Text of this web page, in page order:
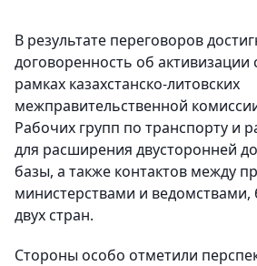
В результате переговоров
договоренность об активизации
рамках казахстанско-литовских
межправительственной
Рабочих групп по транспорту и
для расширения двусторонней
базы, а также контактов между
министерствами и ведомствами,
двух стран.
Стороны особо отметили